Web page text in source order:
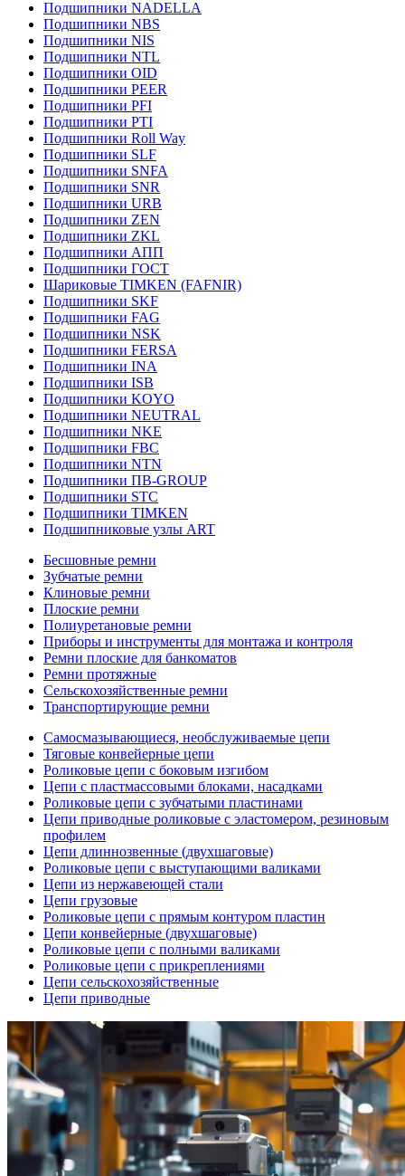
Подшипники NADELLA
Подшипники NBS
Подшипники NIS
Подшипники NTL
Подшипники OID
Подшипники PEER
Подшипники PFI
Подшипники PTI
Подшипники Roll Way
Подшипники SLF
Подшипники SNFA
Подшипники SNR
Подшипники URB
Подшипники ZEN
Подшипники ZKL
Подшипники АПП
Подшипники ГОСТ
Шариковые ТІMKEN (FAFNIR)
Подшипники SKF
Подшипники FAG
Подшипники NSK
Подшипники FERSA
Подшипники INA
Подшипники ISB
Подшипники KOYO
Подшипники NEUTRAL
Подшипники NKE
Подшипники FBC
Подшипники NTN
Подшипники ПВ-GROUP
Подшипники STC
Подшипники TIMKEN
Подшипниковые узлы ART
Бесшовные ремни
Зубчатые ремни
Клиновые ремни
Плоские ремни
Полиуретановые ремни
Приборы и инструменты для монтажа и контроля
Ремни плоские для банкоматов
Ремни протяжные
Сельскохозяйственные ремни
Транспортирующие ремни
Самосмазывающиеся, необслуживаемые цепи
Тяговые конвейерные цепи
Роликовые цепи с боковым изгибом
Цепи с пластмассовыми блоками, насадками
Роликовые цепи с зубчатыми пластинами
Цепи приводные роликовые с эластомером, резиновым
профилем
Цепи длиннозвенные (двухшаговые)
Роликовые цепи с выступающими валиками
Цепи из нержавеющей стали
Цепи грузовые
Роликовые цепи с прямым контуром пластин
Цепи конвейерные (двухшаговые)
Роликовые цепи с полными валиками
Роликовые цепи с прикреплениями
Цепи сельскохозяйственные
Цепи приводные